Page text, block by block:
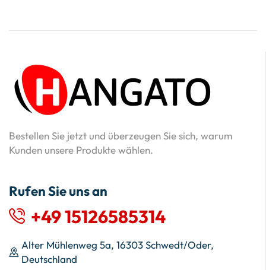
Bestellen Sie jetzt und überzeugen Sie sich, warum
Kunden unsere Produkte wählen.
Rufen Sie uns an
+49 15126585314
Alter Mühlenweg 5a, 16303 Schwedt/Oder,
Deutschland